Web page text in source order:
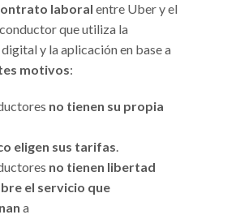
laboral entre Uber y el
que utiliza la
y la aplicación en base a
motivos:
no tienen su propia
eligen sus tarifas.
no tienen libertad
el servicio que
a